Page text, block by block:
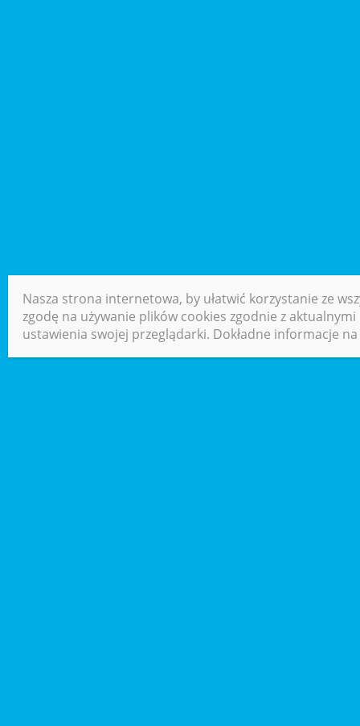
Nasza strona internetowa, by ułatwić korzystanie ze
zgodę na używanie plików cookies zgodnie z
ustawienia swojej przeglądarki. Dokładne informacje